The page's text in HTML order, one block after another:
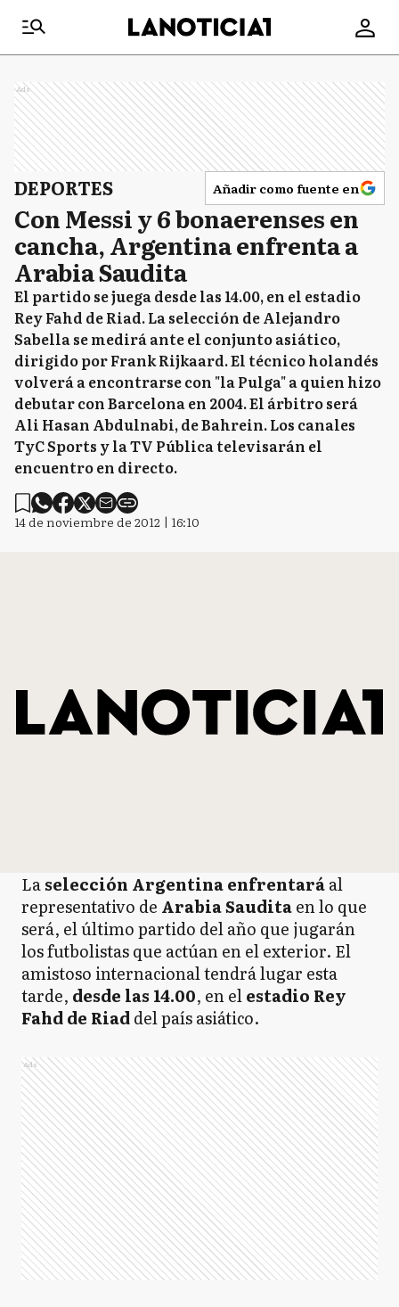
Ads
DEPORTES Añadir como fuente en
Con Messi y 6 bonaerenses en
cancha, Argentina enfrenta a
Arabia Saudita
El partido se juega desde las 14.00, en el estadio
Rey Fahd de Riad. La selección de Alejandro
Sabella se medirá ante el conjunto asiático,
dirigido por Frank Rijkaard. El técnico holandés
volverá a encontrarse con "la Pulga" a quien hizo
debutar con Barcelona en 2004. El árbitro será
Ali Hasan Abdulnabi, de Bahrein. Los canales
TyC Sports y la TV Pública televisarán el
encuentro en directo.
14 de noviembre de 2012 | 16:10
Laselección Argentinaenfrentaráal
representativo de Arabia Sauditaen lo que
será, el último partido del año que jugarán
los futbolistas que actúan en el exterior. El
amistoso internacional tendrá lugar esta
tarde, desde las 14.00, en elestadio Rey
Fahd de Riaddel país asiático.
Ads